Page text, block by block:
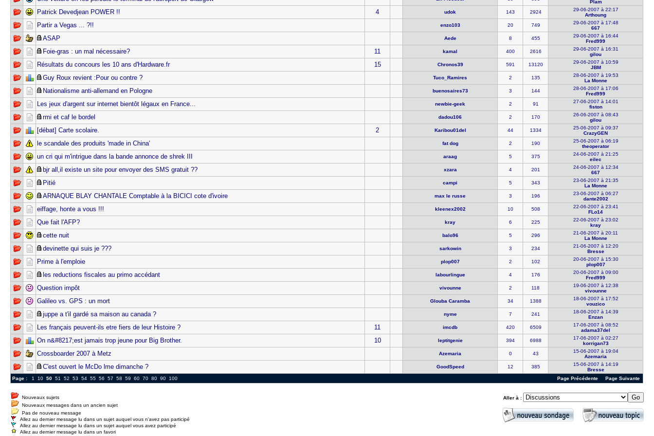
Plam
Patrick Devedjean POWER !! 4 udok 143 2924
29-06-2007 à 22:17
Arthoung
Partir a Vegas ... ?!! enzo103 20 749
29-06-2007 à 17:48
667
ASAP Aede 8 455
29-06-2007 à 16:44
Fred999
Foie-gras : un mal nécessaire? 11 kamal 400 2616
29-06-2007 à 16:31
gilou
Résultats du concours les 10 ans d'Hardware.fr 15 Chronos39 591 13120
29-06-2007 à 10:59
JBM
Guy Roux revient :Pour ou contre ? Tuco_Ramir​es 2 135
28-06-2007 à 19:53
La Monne
Nationalisme anti-allemand en Pologne buenosaire​s73 3 144
28-06-2007 à 17:06
Fred999
Les jeux d'argent sur internet bientôt légaux en France... newbie-gee​k 2 91
27-06-2007 à 14:01
fiston
rmi et caf le bordel dadou106 2 170
26-06-2007 à 08:43
gilou
[débat] Carte scolaire. 2 Karibou01d​el 44 1334
25-06-2007 à 09:37
CrazyGEN
le scandale des produits 'made in China' fat dog 2 190
25-06-2007 à 06:19
theoperato​r
un cri qui m'intrigue dans la bande annonce de shrek III araag 5 375
24-06-2007 à 21:25
eilec
bjr all,il existe un site pour envoyer des SMS gratuit ?? xzara 4 201
24-06-2007 à 12:34
667
Pitié campi 5 343
23-06-2007 à 21:35
La Monne
ARNAQUE BLAY CHANTALE Comptable à la BICICI cote d'ivoire max le rus​se 3 196
23-06-2007 à 06:27
dante2002
eiffage, honte a vous !!! kleenex200​2 10 508
22-06-2007 à 23:41
FLo14
Que fait l'AFP? kray 6 225
22-06-2007 à 23:02
kray
cette nuit balo96 5 296
21-06-2007 à 20:11
La Monne
devinette qui suis je ??? sarkowin 3 234
21-06-2007 à 12:20
Bresse
Prime à l'emploie plop007 2 102
20-06-2007 à 15:30
plop007
les reductions fiscales au primo accédant labourling​ue 4 176
20-06-2007 à 09:00
Fred999
Question impôt vivounne 2 118
19-06-2007 à 12:38
vivounne
Galileo vs. GPS : un mort Glouba Car​amba 34 1388
18-06-2007 à 17:52
vouzico
juppe a t'il gardé sa maison au canada ? nyme 7 241
18-06-2007 à 14:39
Enzan
Les français peuvent-ils etre fiers de leur Histoire ? 11 imcdb 420 6509
17-06-2007 à 08:52
adama37del
On n&#8217;est jamais trop jeune pour Big Brother. 10 leptitgeni​e 394 6988
17-06-2007 à 02:27
korrigan73
Crossboarder 2007 à Metz Azemaria 0 43
15-06-2007 à 19:04
Azemaria
C'est ouvert le McDo lme dimanche ? GoodSpeed 12 385
15-06-2007 à 14:19
Bresse
Page :
1 10 50 51 52 53 54 55 56 57 58 59 60 70 80 90 100 Page Suivante
Page Précédente
Aller à :
Nouveaux sujets
Nouveaux messages dans un ancien sujet
Pas de nouveau message
Allez au dernier message lu dans un sujet auquel vous n'avez pas participé
Allez au dernier message lu dans un sujet auquel vous avez participé
Allez au dernier message lu dans un favori